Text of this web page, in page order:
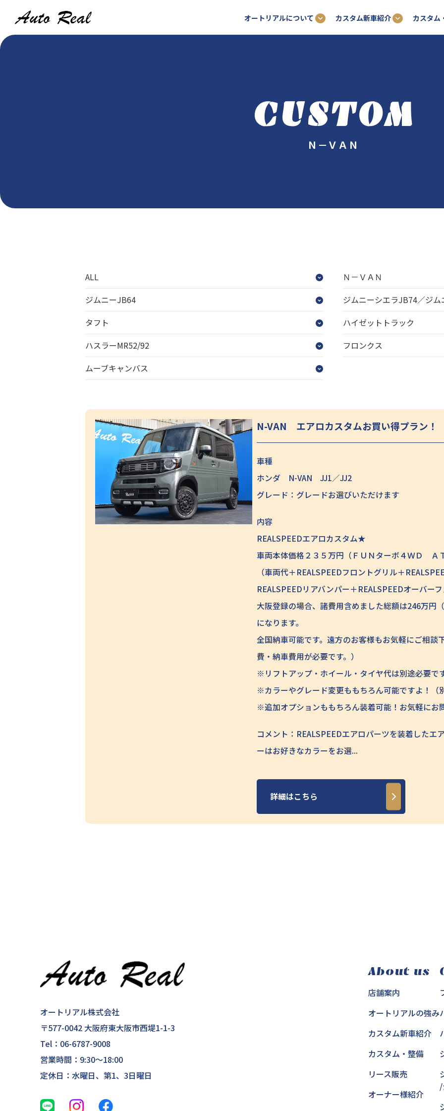
オートリアルについて カスタム新車紹介 カスタム
CUSTOM
Ｎ－ＶＡＮ
ALL
Ｎ－ＶＡＮ
ジムニーJB64
ジムニーシエラJB74／ジム
タフト
ハイゼットトラック
ハスラーMR52/92
フロンクス
ムーブキャンバス
N-VAN エアロカスタムお買い得プラン！
車種
ホンダ N-VAN JJ1／JJ2
グレード：グレードお選びいただけます
内容
REALSPEEDエアロカスタム★
車両本体価格２３５万円（ＦＵＮターボ４ＷＤ Ａ
（車両代＋REALSPEEDフロントグリル＋
REALSPEEDリアバンパー＋REALSPEEDオーバー
大阪登録の場合、諸費用含めました総額は246万円
になります。
全国納車可能です。遠方のお客様もお気軽にご相談
費・納車費用が必要です。）
※リフトアップ・ホイール・タイヤ代は別途必要です
※カラーやグレード変更ももちろん可能ですよ！（
※追加オプションももちろん装着可能！お気軽にお
コメント：REALSPEEDエアロパーツを装着したエ
ーはお好きなカラーをお選...
詳細はこちら
オートリアル株式会社
〒577-0042 大阪府東大阪市西堤1-1-3
Tel： 06-6787-9008
営業時間：9:30～18:00
定休日：水曜日、第1、3日曜日
About us
店舗案内
オートリアルの強み
カスタム新車紹介
カスタム・整備
リース販売
オーナー様紹介
/